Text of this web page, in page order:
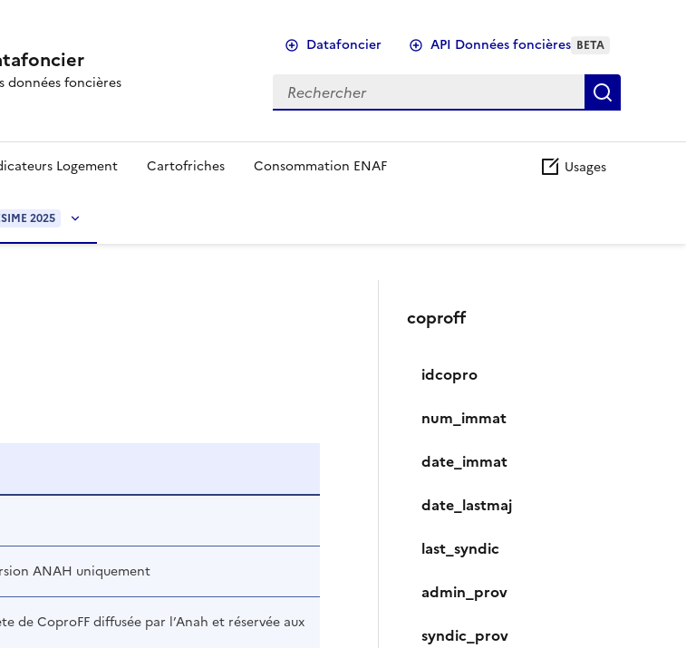
données foncières
Datafoncier API Données foncières BETA
Rechercher
Logement Cartofriches Consommation ENAF Usages
2025
ANAH uniquement
de CoproFF diffusée par l’Anah et réservée aux
coproff
idcopro
num_immat
date_immat
date_lastmaj
last_syndic
admin_prov
syndic_prov